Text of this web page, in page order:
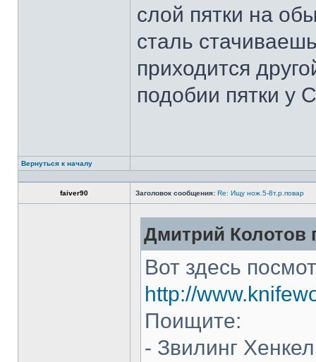
слой пятки на
сталь
приходится
подобии пятки у
Вернуться к началу
faiver90 Заголовок сообщения: Re: Ищу нож.5-8т.р.повар
Дмитрий Колотов
Вот здесь
http://
Поищите:
- Звилинг